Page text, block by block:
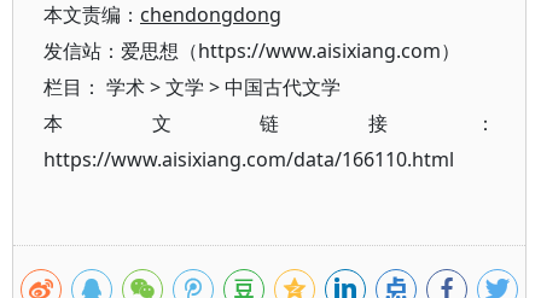
本文责编： chendongdong
发信站：爱思想（https://www.aisixiang.com）
栏目： 学术>文学 >中国古代文学
本文链接：
https://www.aisixiang.com/data/166110.html